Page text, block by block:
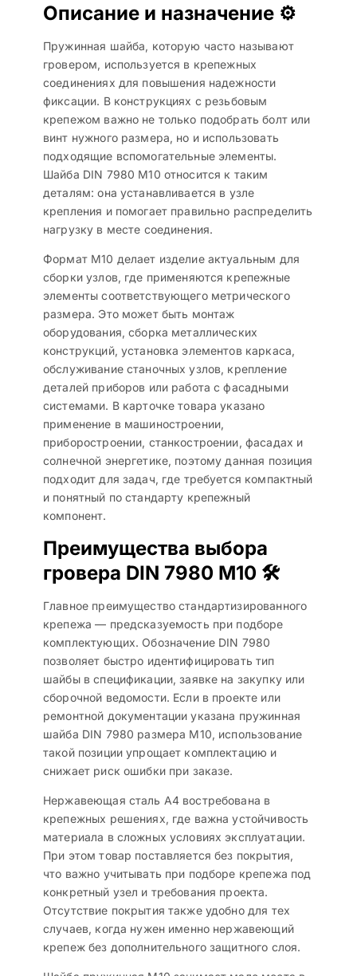
Описание и назначение ⚙️
Пружинная шайба, которую часто называют
гровером, используется в крепежных
соединениях для повышения надежности
фиксации. В конструкциях с резьбовым
крепежом важно не только подобрать болт или
винт нужного размера, но и использовать
подходящие вспомогательные элементы.
Шайба DIN 7980 M10 относится к таким
деталям: она устанавливается в узле
крепления и помогает правильно распределить
нагрузку в месте соединения.
Формат M10 делает изделие актуальным для
сборки узлов, где применяются крепежные
элементы соответствующего метрического
размера. Это может быть монтаж
оборудования, сборка металлических
конструкций, установка элементов каркаса,
обслуживание станочных узлов, крепление
деталей приборов или работа с фасадными
системами. В карточке товара указано
применение в машиностроении,
приборостроении, станкостроении, фасадах и
солнечной энергетике, поэтому данная позиция
подходит для задач, где требуется компактный
и понятный по стандарту крепежный
компонент.
Преимущества выбора
гровера DIN 7980 M10 🛠️
Главное преимущество стандартизированного
крепежа — предсказуемость при подборе
комплектующих. Обозначение DIN 7980
позволяет быстро идентифицировать тип
шайбы в спецификации, заявке на закупку или
сборочной ведомости. Если в проекте или
ремонтной документации указана пружинная
шайба DIN 7980 размера M10, использование
такой позиции упрощает комплектацию и
снижает риск ошибки при заказе.
Нержавеющая сталь А4 востребована в
крепежных решениях, где важна устойчивость
материала в сложных условиях эксплуатации.
При этом товар поставляется без покрытия,
что важно учитывать при подборе крепежа под
конкретный узел и требования проекта.
Отсутствие покрытия также удобно для тех
случаев, когда нужен именно нержавеющий
крепеж без дополнительного защитного слоя.